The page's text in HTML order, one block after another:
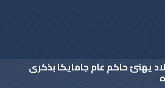
يهنئ حاكم عام جامايكا بذكرى